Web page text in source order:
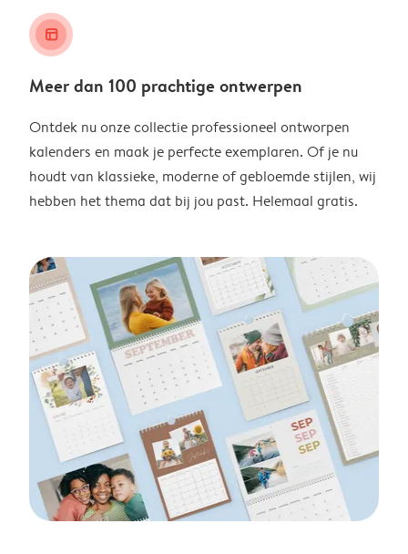
layout_alt
Meer dan 100 prachtige ontwerpen
Ontdek nu onze collectie professioneel ontworpen
kalenders en maak je perfecte exemplaren. Of je nu
houdt van klassieke, moderne of gebloemde stijlen, wij
hebben het thema dat bij jou past. Helemaal gratis.